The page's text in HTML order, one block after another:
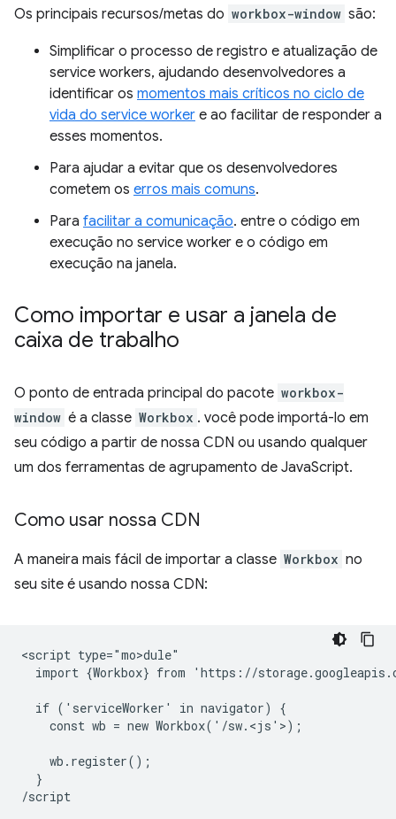
Os principais recursos/metas do workbox-window são:
Simplificar o processo de registro e atualização de
service workers, ajudando desenvolvedores a
identificar os momentos mais críticos no ciclo de
vida do service worker e ao facilitar de responder a
esses momentos.
Para ajudar a evitar que os desenvolvedores
cometem os erros mais comuns.
Para facilitar a comunicação. entre o código em
execução no service worker e o código em
execução na janela.
Como importar e usar a janela de
caixa de trabalho
O ponto de entrada principal do pacote workbox-
window é a classe Workbox . você pode importá-lo em
seu código a partir de nossa CDN ou usando qualquer
um dos ferramentas de agrupamento de JavaScript.
Como usar nossa CDN
A maneira mais fácil de importar a classe Workbox no
seu site é usando nossa CDN:
<script type="mo>dule"
import {Workbox} from 'https://
  if ('serviceWorker' in navigator) {
    const wb = new Workbox('/sw.<js'>)
;
    wb.register();
  }